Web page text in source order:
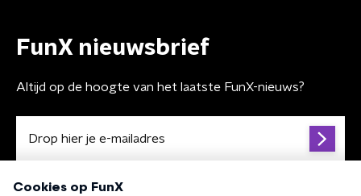
FunX nieuwsbrief
Altijd op de hoogte van het laatste FunX-nieuws?